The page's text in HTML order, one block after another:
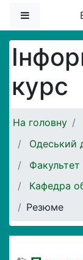
Бокова
курс
На головну
Одеський
Факультет
Кафедра
Резюме